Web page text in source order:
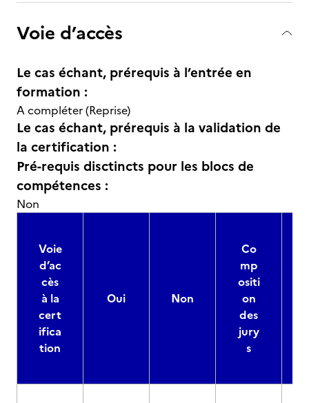
Voie d’accès
Le cas échant, prérequis à l’entrée en
formation :
A compléter (Reprise)
Le cas échant, prérequis à la validation de
la certification :
Pré-requis disctincts pour les blocs de
compétences :
Non
Voie
d’ac
cès
à la
cert
ifica
tion
Oui Non
Co
mp
ositi
on
des
jury
s